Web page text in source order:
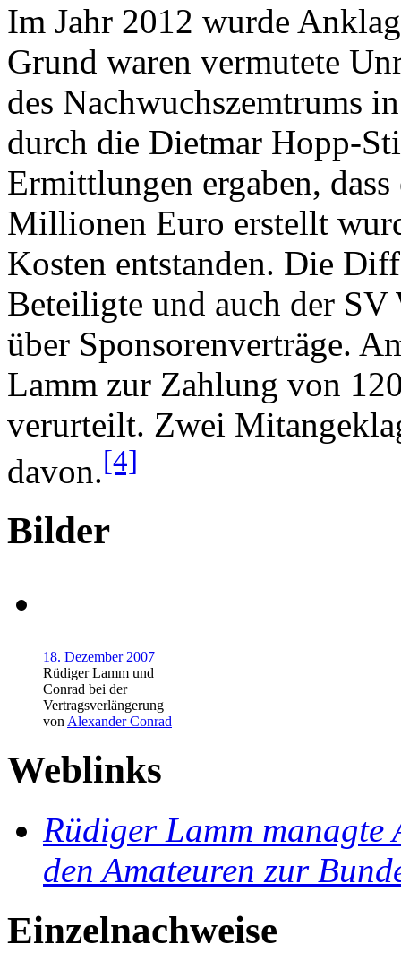
Im Jahr 2012 wurde
Grund waren vermutete
des Nachwuchszemtrums
durch die Dietmar Hopp-
Ermittlungen ergaben,
Millionen Euro erstellt
Kosten entstanden. Die
Beteiligte und auch der
über Sponsorenverträge.
Lamm zur Zahlung von
verurteilt. Zwei
davon.[4]
Bilder
18. Dezember 2007
Rüdiger Lamm und
Conrad bei der
Vertragsverlängerung
vonAlexander Conrad
Weblinks
Rüdiger Lamm
den Amateuren zur
Einzelnachweise